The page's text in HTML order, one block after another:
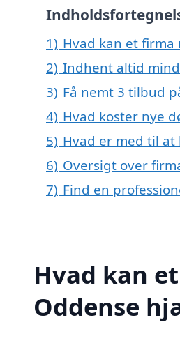
1) Hvad kan et firma
2) Indhent altid
3) Få nemt 3 tilbud
4) Hvad koster nye
5) Hvad er med til at
6) Oversigt over
7) Find en
Hvad kan
Oddense